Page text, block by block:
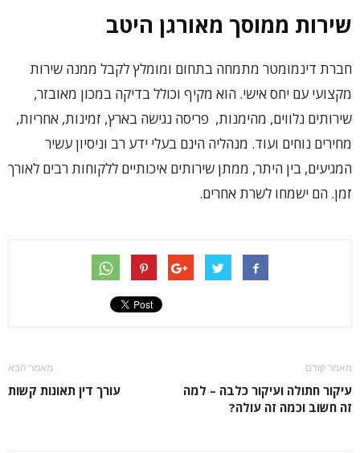
שירות ממוסך מאורגן היטב
חברת דינמומטר מתמחה בתחום ומומלץ לקבל ממנה שירות
מקצועי עם יחס אישי. הוא מקיף וכולל בדיקה במכון מאובזר,
שירותים נלווים, מהימנות, פריסה נגישה בארץ, זמינות, אחריות,
מחירים נוחים ועוד. מנהליה הינם בעלי ידע רב וניסיון עשיר
המגיעים, בין היתר, ממתן שירותים איכותיים ללקוחות רבים לאורך
זמן. הם ישמחו לשרת אחרים.
מאמר קודם
עיקור חתולה ועיקור כלבה – למה
זה חשוב וכמה זה עולה?
מאמר הבא
עורך דין תאונות קשות